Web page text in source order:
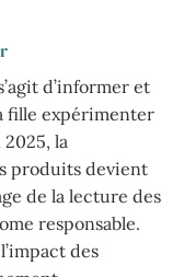
d’informer et
fille expérimenter
la
produits devient
de la lecture des
responsable.
des